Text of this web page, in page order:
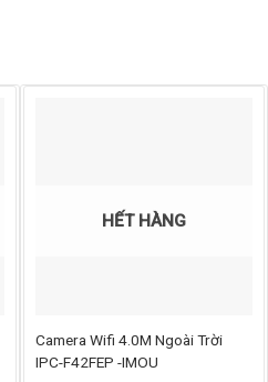
HẾT HÀNG
Camera Wifi 4.0M Ngoài Trời
IPC-F42FEP -IMOU